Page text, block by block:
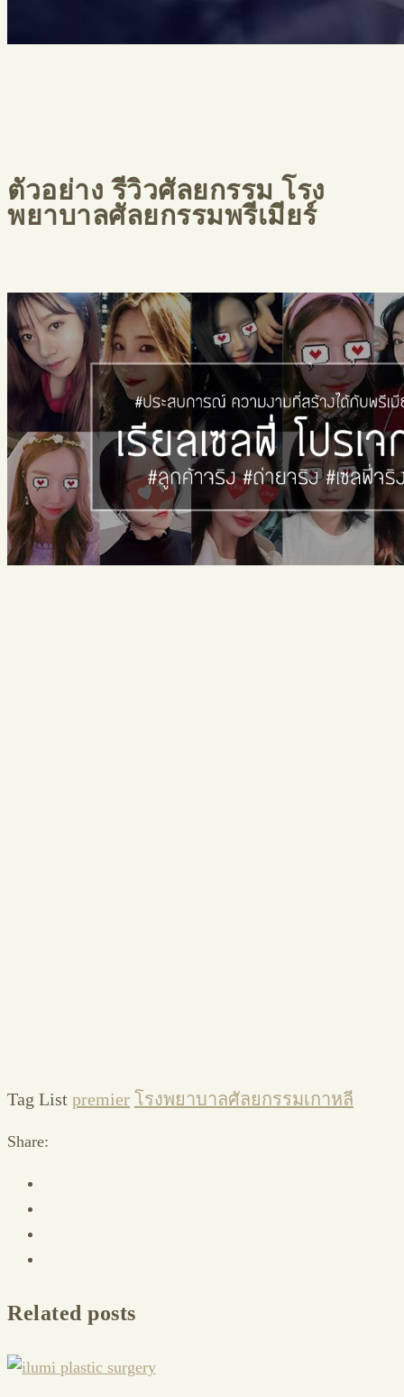
ตัวอย่าง รีวิวศัลยกรรม โรง
พยาบาลศัลยกรรมพรีเมียร์
Tag List premier โรงพยาบาลศัลยกรรมเกาหลี
Share:
Related posts